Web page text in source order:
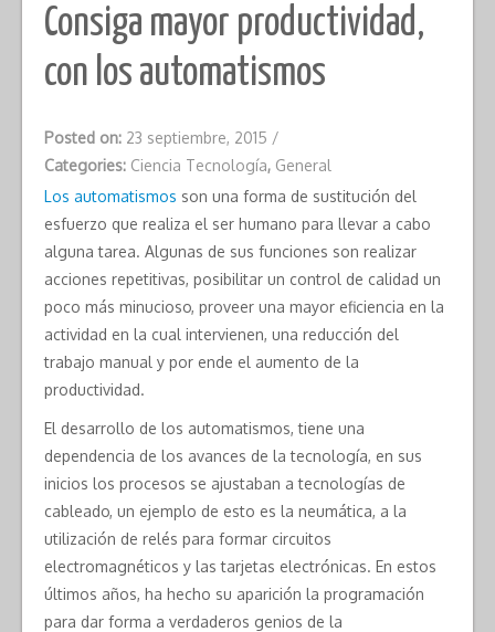
Consiga mayor productividad,
con los automatismos
Posted on: 23 septiembre, 2015 /
Categories: Ciencia Tecnología, General
Los automatismos son una forma de sustitución del
esfuerzo que realiza el ser humano para llevar a cabo
alguna tarea. Algunas de sus funciones son realizar
acciones repetitivas, posibilitar un control de calidad un
poco más minucioso, proveer una mayor eficiencia en la
actividad en la cual intervienen, una reducción del
trabajo manual y por ende el aumento de la
productividad.
El desarrollo de los automatismos, tiene una
dependencia de los avances de la tecnología, en sus
inicios los procesos se ajustaban a tecnologías de
cableado, un ejemplo de esto es la neumática, a la
utilización de relés para formar circuitos
electromagnéticos y las tarjetas electrónicas. En estos
últimos años, ha hecho su aparición la programación
para dar forma a verdaderos genios de la